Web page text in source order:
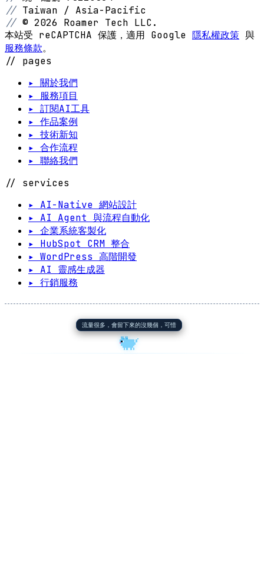
// Taiwan / Asia-Pacific
// © 2026 Roamer Tech LLC.
本站受 reCAPTCHA 保護，適用 Google 隱私權政策 與
服務條款。
// pages
▸ 關於我們
▸ 服務項目
▸ 訂閱AI工具
▸ 作品案例
▸ 技術新知
▸ 合作流程
▸ 聯絡我們
// services
▸ AI-Native 網站設計
▸ AI Agent 與流程自動化
▸ 企業系統客製化
▸ HubSpot CRM 整合
▸ WordPress 高階開發
▸ AI 靈感生成器
▸ 行銷服務
流量很多，會留下來的沒幾個，可惜